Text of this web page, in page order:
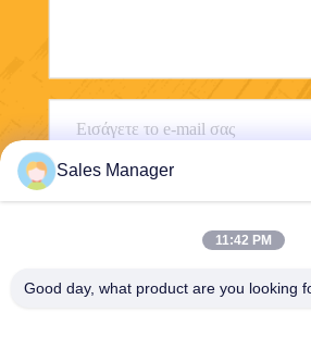
Wuhan Desheng
Sales Manager
11:42 PM
Good day, what product are you looking